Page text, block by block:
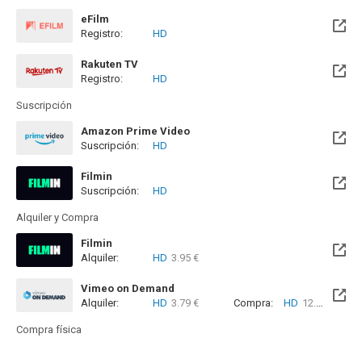
eFilm
Registro:
HD
Rakuten TV
Registro:
HD
Suscripción
Amazon Prime Video
Suscripción:
HD
Filmin
Disponible hasta el Dom, 18 Abr 2027 (Quedan 8 meses)
Suscripción: HD
Alquiler y Compra
Filmin
Disponible hasta el Dom, 18 Abr 2027 (Quedan 8 meses)
Alquiler: HD 3.95 €
Vimeo on Demand
Alquiler:
HD 3.79 € Compra: HD 12.10 €
Compra física